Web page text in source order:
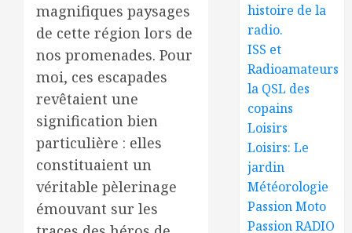
magnifiques paysages
de cette région lors de
nos promenades. Pour
moi, ces escapades
revêtaient une
signification bien
particulière : elles
constituaient un
véritable pèlerinage
émouvant sur les
histoire de la
radio.
ISS et
Radioamateurs
la QSL des
copains
Loisirs
Loisirs: Le
jardin
Météorologie
Passion Moto
Passion RADIO